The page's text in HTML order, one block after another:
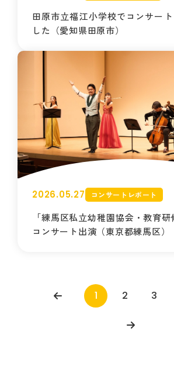
田原市立福江小学校でコンサー
した（愛知県田原市）
2026.05.27 コンサートレポート
「練馬区私立幼稚園協会・教育
コンサート出演（東京都練馬区）
1 2 3